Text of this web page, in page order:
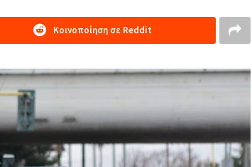
Κοινοποίηση σε Reddit